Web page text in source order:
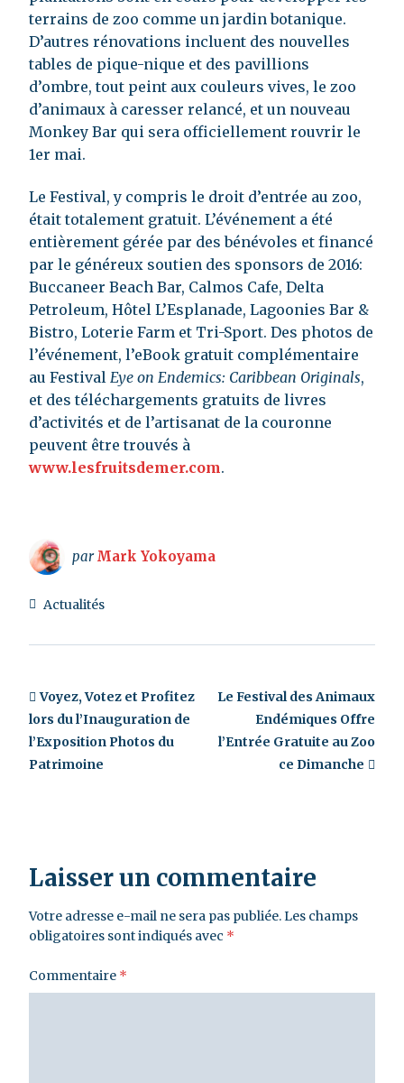
terrains de zoo comme un jardin botanique.
D’autres rénovations incluent des nouvelles
tables de pique-nique et des pavillions
d’ombre, tout peint aux couleurs vives, le zoo
d’animaux à caresser relancé, et un nouveau
Monkey Bar qui sera officiellement rouvrir le
1er mai.
Le Festival, y compris le droit d’entrée au zoo,
était totalement gratuit. L’événement a été
entièrement gérée par des bénévoles et financé
par le généreux soutien des sponsors de 2016:
Buccaneer Beach Bar, Calmos Cafe, Delta
Petroleum, Hôtel L’Esplanade, Lagoonies Bar &
Bistro, Loterie Farm et Tri-Sport. Des photos de
l’événement, l’eBook gratuit complémentaire
au Festival Eye on Endemics: Caribbean Originals,
et des téléchargements gratuits de livres
d’activités et de l’artisanat de la couronne
peuvent être trouvés à
www.lesfruitsdemer.com.
parMark Yokoyama
Actualités
Voyez, Votez et Profitez
lors du l’Inauguration de
l’Exposition Photos du
Patrimoine
Le Festival des Animaux
Endémiques Offre
l’Entrée Gratuite au Zoo
ce Dimanche
Laisser un commentaire
Votre adresse e-mail ne sera pas publiée.Les champs
obligatoires sont indiqués avec *
Commentaire *